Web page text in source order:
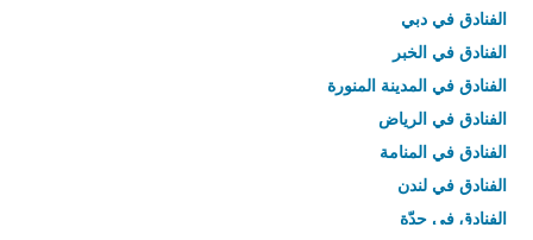
الفنادق في دبي
الفنادق في الخبر
الفنادق في المدينة المنورة
الفنادق في الرياض
الفنادق في المنامة
الفنادق في لندن
الفنادق في جدّة